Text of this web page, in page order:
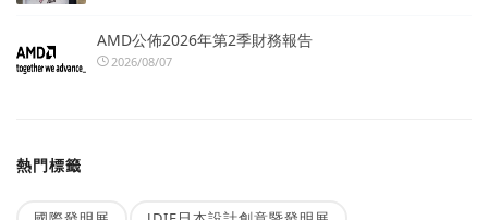
AMD公佈2026年第2季財務報告
2026/08/07
熱門標籤